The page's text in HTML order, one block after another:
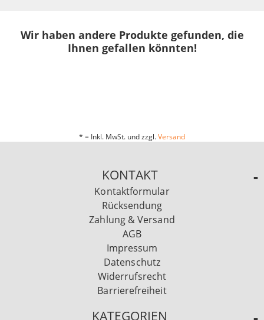
Wir haben andere Produkte gefunden, die
Ihnen gefallen könnten!
* = Inkl. MwSt. und zzgl.Versand
KONTAKT
Kontaktformular
Rücksendung
Zahlung & Versand
AGB
Impressum
Datenschutz
Widerrufsrecht
Barrierefreiheit
KATEGORIEN